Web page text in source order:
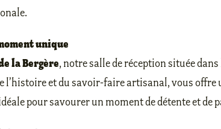
unique
la Bergère, notre salle de réception située
et du savoir-faire artisanal, vous offre
pour savourer un moment de détente et de